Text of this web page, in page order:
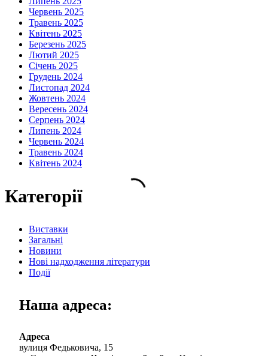
Червень 2025
Травень 2025
Квітень 2025
Березень 2025
Лютий 2025
Січень 2025
Грудень 2024
Листопад 2024
Жовтень 2024
Вересень 2024
Серпень 2024
Липень 2024
Червень 2024
Травень 2024
Квітень 2024
Категорії
Виставки
Загальні
Новини
Нові надходження літератури
Події
Наша адреса:
Адреса
вулиця Федьковича, 15